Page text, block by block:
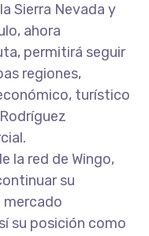
Sierra Nevada y
ahora
permitirá seguir
regiones,
turístico
la red de Wingo,
su
mercado
su posición como